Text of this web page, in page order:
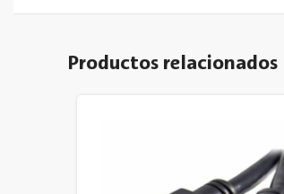
Productos relacionados